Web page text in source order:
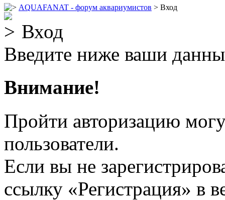
AQUAFANAT - форум аквариумистов > Вход
Вход
Введите ниже ваши
Внимание!
Пройти авторизацию
пользователи.
Если вы не
ссылку «Регистрация» в